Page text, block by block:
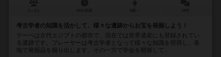
考古学者の知識を活かして、様々な遺跡からお宝を発掘しよう！
テーベは古代エジプトの都市で、現在では世界遺産にも登録されてい
る遺跡です。プレーヤーは考古学者となって様々な知識を習得し、各
地で発掘品を掘り出します。その一方で学会を開催して...